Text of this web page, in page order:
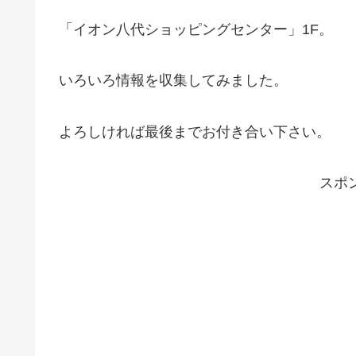
「イオン八代ショッピングセンター」1F。
いろいろ情報を収集してみました。
よろしければ最後までお付き合い下さい。
スポ